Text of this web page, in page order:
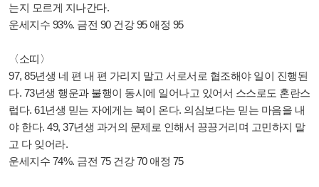
는지 모르게 지나간다.
운세지수 93%. 금전 90 건강 95 애정 95
〈소띠〉
97, 85년생 네 편 내 편 가리지 말고 서로서로 협조해야 일이 진행된
다. 73년생 행운과 불행이 동시에 일어나고 있어서 스스로도 혼란스
럽다. 61년생 믿는 자에게는 복이 온다. 의심보다는 믿는 마음을 내
야 한다. 49, 37년생 과거의 문제로 인해서 끙끙거리며 고민하지 말
고 다 잊어라.
운세지수 74%. 금전 75 건강 70 애정 75